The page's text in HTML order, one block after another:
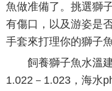
魚做准備了。挑選獅
有傷口，以及游姿是
手套來打理你的獅子
飼養獅子魚水溫
1.022－1.023，海水